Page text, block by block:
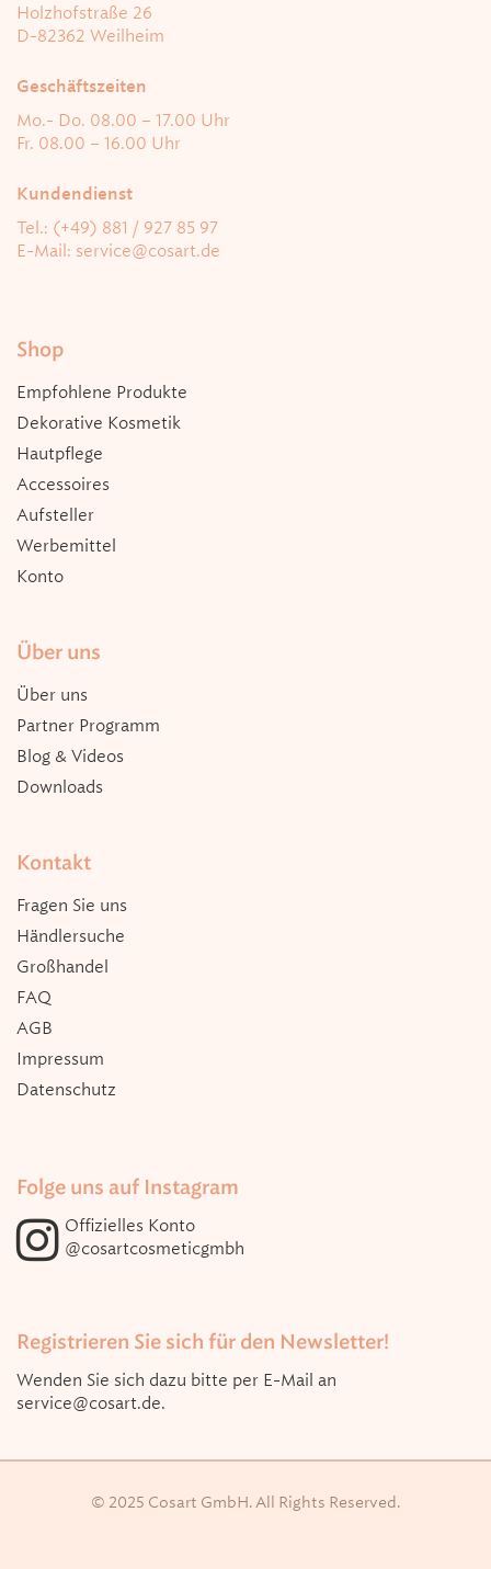
Holzhofstraße 26
D-82362 Weilheim
Geschäftszeiten
Mo.- Do. 08.00 – 17.00 Uhr
Fr. 08.00 – 16.00 Uhr
Kundendienst
Tel.: (+49) 881 / 927 85 97
E-Mail: service@cosart.de
Shop
Empfohlene Produkte
Dekorative Kosmetik
Hautpflege
Accessoires
Aufsteller
Werbemittel
Konto
Über uns
Über uns
Partner Programm
Blog & Videos
Downloads
Kontakt
Fragen Sie uns
Händlersuche
Großhandel
FAQ
AGB
Impressum
Datenschutz
Folge uns auf Instagram
Offizielles Konto
@cosartcosmeticgmbh
Registrieren Sie sich für den Newsletter!
Wenden Sie sich dazu bitte per E-Mail an
service@cosart.de.
© 2025 Cosart GmbH. All Rights Reserved.